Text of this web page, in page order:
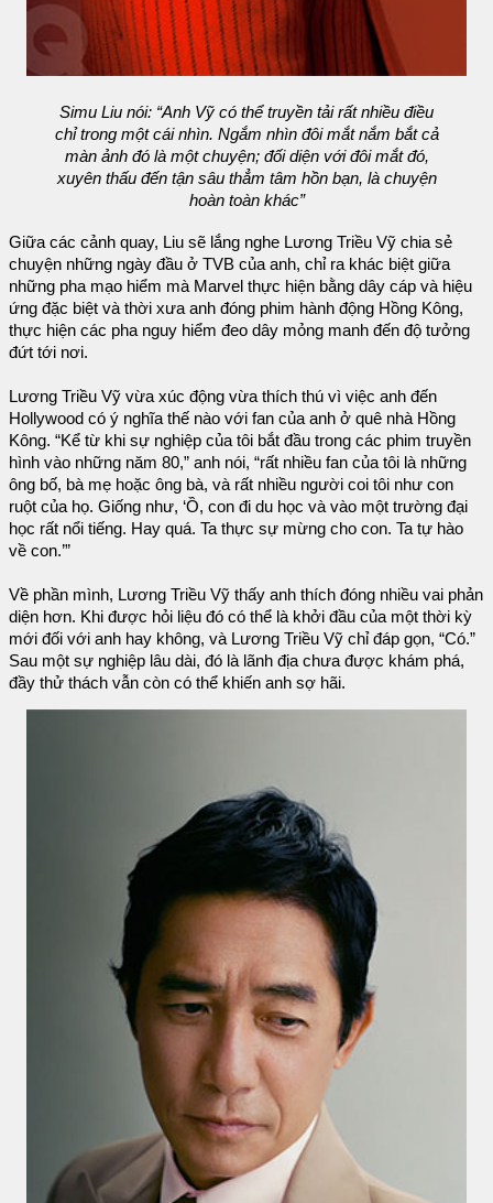
Simu Liu nói: “Anh Vỹ có thể truyền tải rất nhiều điều
chỉ trong một cái nhìn. Ngắm nhìn đôi mắt nắm bắt cả
màn ảnh đó là một chuyện; đối diện với đôi mắt đó,
xuyên thấu đến tận sâu thẳm tâm hồn bạn, là chuyện
hoàn toàn khác”
Giữa các cảnh quay, Liu sẽ lắng nghe Lương Triều Vỹ chia sẻ
chuyện những ngày đầu ở TVB của anh, chỉ ra khác biệt giữa
những pha mạo hiểm mà Marvel thực hiện bằng dây cáp và hiệu
ứng đặc biệt và thời xưa anh đóng phim hành động Hồng Kông,
thực hiện các pha nguy hiểm đeo dây mỏng manh đến độ tưởng
đứt tới nơi.
Lương Triều Vỹ vừa xúc động vừa thích thú vì việc anh đến
Hollywood có ý nghĩa thế nào với fan của anh ở quê nhà Hồng
Kông. “Kể từ khi sự nghiệp của tôi bắt đầu trong các phim truyền
hình vào những năm 80,” anh nói, “rất nhiều fan của tôi là những
ông bố, bà mẹ hoặc ông bà, và rất nhiều người coi tôi như con
ruột của họ. Giống như, ‘Ồ, con đi du học và vào một trường đại
học rất nổi tiếng. Hay quá. Ta thực sự mừng cho con. Ta tự hào
về con.’”
Về phần mình, Lương Triều Vỹ thấy anh thích đóng nhiều vai phản
diện hơn. Khi được hỏi liệu đó có thể là khởi đầu của một thời kỳ
mới đối với anh hay không, và Lương Triều Vỹ chỉ đáp gọn, “Có.”
Sau một sự nghiệp lâu dài, đó là lãnh địa chưa được khám phá,
đầy thử thách vẫn còn có thể khiến anh sợ hãi.